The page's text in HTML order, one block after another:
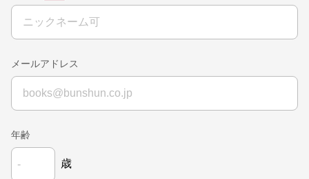
メールアドレス
年齢
歳